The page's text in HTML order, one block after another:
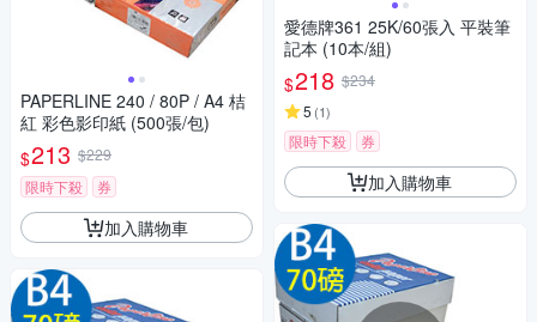
PAPERLINE 240 / 80P / A4 桔
紅 彩色影印紙 (500張/包)
$213 $229
限時下殺
券
加入購物車
愛德牌361 25K/60張入 平裝筆
記本 (10本/組)
$218 $234
5 (1)
限時下殺 券
加入購物車